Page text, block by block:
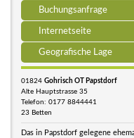
Buchungsanfrage
Internetseite
Geografische Lage
01824 Gohrisch OT Papstdorf
Alte Hauptstrasse 35
Telefon: 0177 8844441
23 Betten
Das in Papstdorf gelegene